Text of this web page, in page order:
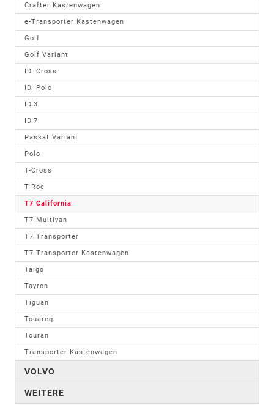
Crafter Kastenwagen
e-Transporter Kastenwagen
Golf
Golf Variant
ID. Cross
ID. Polo
ID.3
ID.7
Passat Variant
Polo
T-Cross
T-Roc
T7 California
T7 Multivan
T7 Transporter
T7 Transporter Kastenwagen
Taigo
Tayron
Tiguan
Touareg
Touran
Transporter Kastenwagen
VOLVO
WEITERE